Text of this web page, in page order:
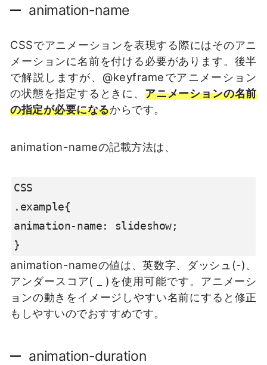
animation-name
CSSでアニメーションを表現する際にはそのアニ
メーションに名前を付ける必要があります。後半
で解説しますが、@keyframeでアニメーション
の状態を指定するときに、 アニメーションの名前
の指定が必要になるからです。
animation-nameの記載方法は、
CSS
.example{
animation-name: slideshow;
}
animation-nameの値は、英数字、ダッシュ(-)、
アンダースコア( _ )を使用可能です。アニメーシ
ョンの動きをイメージしやすい名前にすると修正
もしやすいのでおすすめです。
animation-duration